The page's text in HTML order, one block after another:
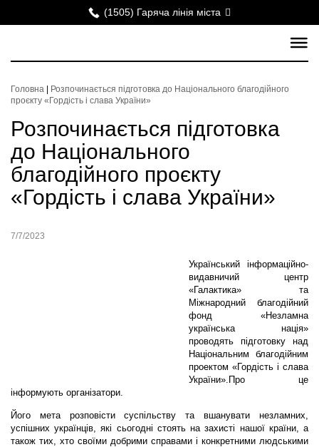
(1505) Гаряча лінія міста
Головна
Розпочинається підготовка до Національного благодійного
проєкту «Гордість і слава України»
Розпочинається підготовка
до Національного
благодійного проєкту
«Гордість і слава України»
7/7/2023
Український інформаційно-
видавничий центр
«Галактика» та
Міжнародний благодійний
фонд «Незламна
українська нація»
проводять підготовку над
Національним благодійним
проектом «Гордість і слава
України».Про це
інформують організатори.
Його мета розповісти суспільству та вшанувати незламних,
успішних українців, які сьогодні стоять на захисті нашої країни, а
також тих, хто своїми добрими справами і конкретними людськими